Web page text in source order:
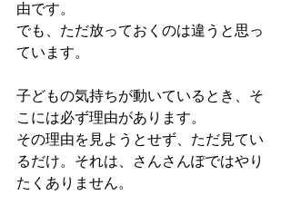
由です。
でも、ただ放っておくのは違うと思っ
ています。
子どもの気持ちが動いているとき、そ
こには必ず理由があります。
その理由を見ようとせず、ただ見てい
るだけ。それは、さんさんぽではやり
たくありません。